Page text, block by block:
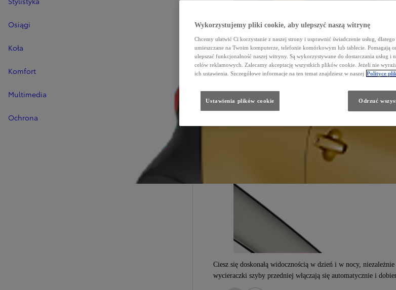
Osiągi
Koła
Komfort
Multimedia
Ochrona
Ciesz się doskonałą widocznością w dzień i w nocy,
wycieraczki szyby przedniej włączają się automatycznie i
Wykorzystujemy pliki cookie, aby ulepszyć naszą witrynę
Chcemy ułatwić Ci korzystanie z naszej strony i usprawnić świadczenie usług,
umieszczane na Twoim komputerze, telefonie komórkowym lub tablecie. Pomagają
ulepszać funkcjonalność naszej witryny. Są wykorzystywane do dostarczania usług i
celów reklamowych. Zalecamy akceptację wszystkich plików cookie. Jeżeli nie
ich ustawienia. Szczegółowe informacje na ten temat znajdziesz w naszej Polityce
Ustawienia plików cookie Odrzuć